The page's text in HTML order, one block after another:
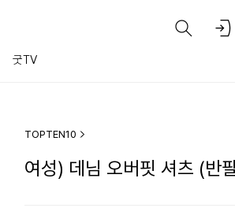
굿TV
TOPTEN10
여성) 데님 오버핏 셔츠 (반